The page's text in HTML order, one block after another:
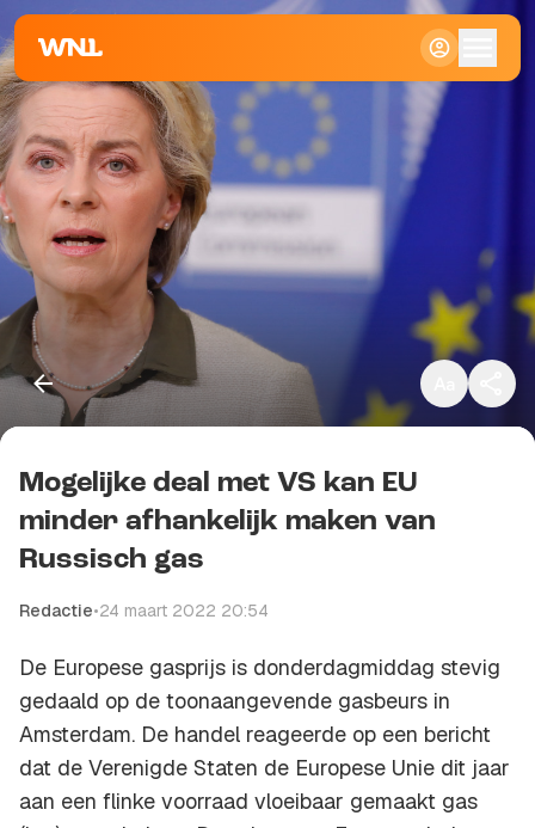
Klein
Standaard
Groot
Kopieer link
Mogelijke deal met VS kan EU
minder afhankelijk maken van
Russisch gas
Redactie•24 maart 2022 20:54
De Europese gasprijs is donderdagmiddag stevig
gedaald op de toonaangevende gasbeurs in
Amsterdam. De handel reageerde op een bericht
dat de Verenigde Staten de Europese Unie dit jaar
aan een flinke voorraad vloeibaar gemaakt gas